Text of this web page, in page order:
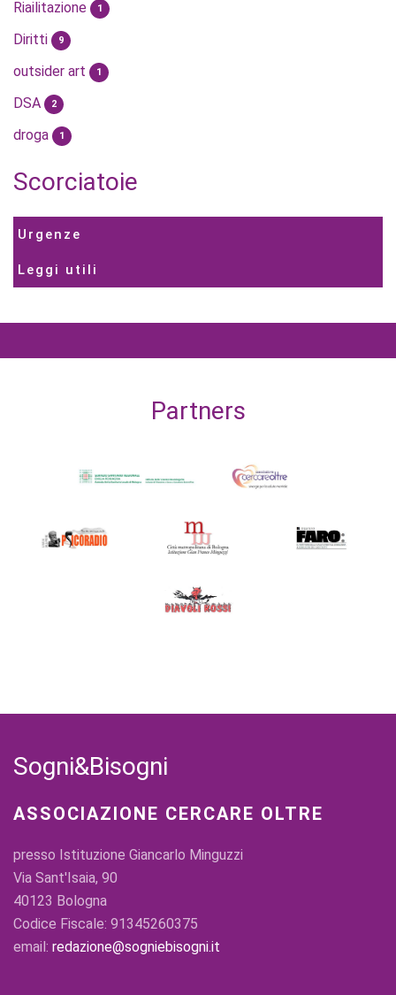
Riailitazione 1
Diritti 9
outsider art 1
DSA 2
droga 1
Scorciatoie
Urgenze
Leggi utili
Partners
Sogni&Bisogni
ASSOCIAZIONE CERCARE OLTRE
presso Istituzione Giancarlo Minguzzi
Via Sant'Isaia, 90
40123 Bologna
Codice Fiscale: 91345260375
email: redazione@sogniebisogni.it